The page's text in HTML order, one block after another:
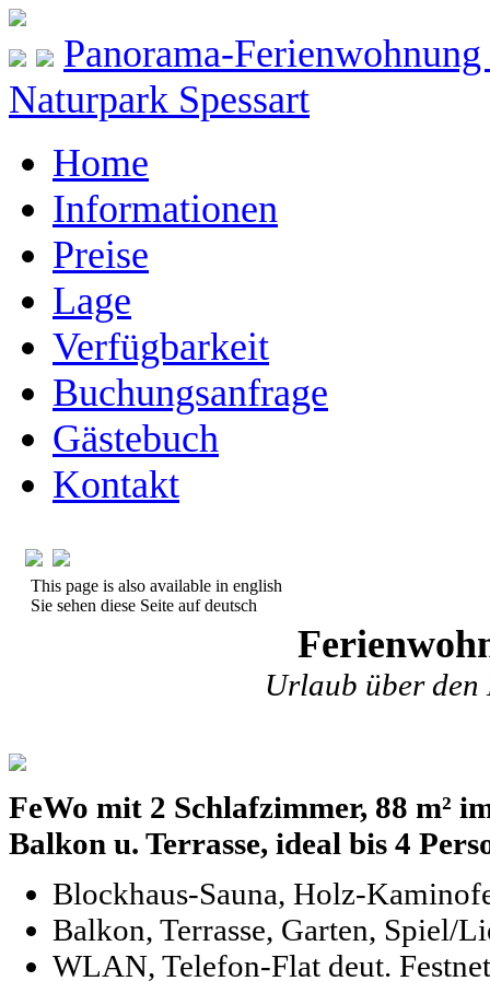
Panorama-
Naturpark Spessart
Home
Informationen
Preise
Lage
Verfügbarkeit
Buchungsanfrage
Gästebuch
Kontakt
This page is also available in english
Sie sehen diese Seite auf deutsch
Urlaub über den
FeWo mit 2 Schlafzimmer, 88 m²
Balkon u. Terrasse, ideal bis 4
Blockhaus-Sauna, Holz-
Balkon, Terrasse, Garten, Spiel/
WLAN, Telefon-Flat deut.